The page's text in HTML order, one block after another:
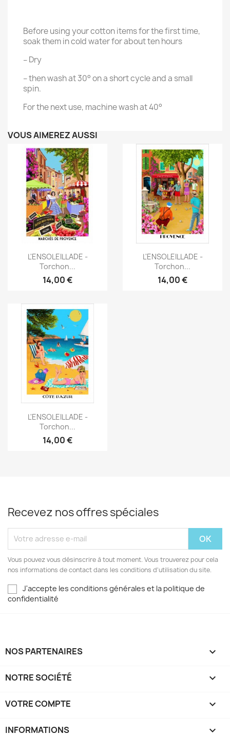
Before using your cotton items for the first time,
soak them in cold water for about ten hours
– Dry
– then wash at 30° on a short cycle and a small
spin.
For the next use, machine wash at 40°
VOUS AIMEREZ AUSSI
Aperçu rapide
L'ENSOLEILLADE -
Torchon...
14,00 €
Aperçu rapide
L'ENSOLEILLADE -
Torchon...
14,00 €
Aperçu rapide
L'ENSOLEILLADE -
Torchon...
14,00 €
Recevez nos offres spéciales
Vous pouvez vous désinscrire à tout moment. Vous trouverez pour cela
nos informations de contact dans les conditions d'utilisation du site.
J'accepte les conditions générales et la politique de
confidentialité
NOS PARTENAIRES 
NOTRE SOCIÉTÉ 
VOTRE COMPTE 
INFORMATIONS keyboard_arrow_down